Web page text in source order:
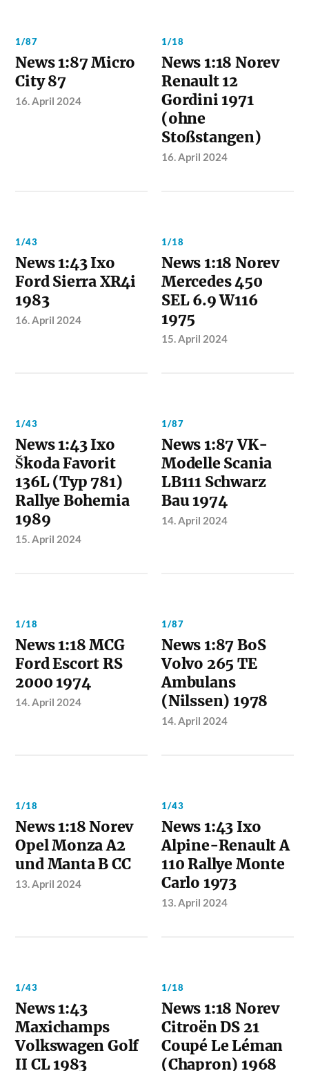
1/87
News 1:87 Micro
City 87
16. April 2024
1/18
News 1:18 Norev
Renault 12
Gordini 1971
(ohne
Stoßstangen)
16. April 2024
1/43
News 1:43 Ixo
Ford Sierra XR4i
1983
16. April 2024
1/18
News 1:18 Norev
Mercedes 450
SEL 6.9 W116
1975
15. April 2024
1/43
News 1:43 Ixo
Škoda Favorit
136L (Typ 781)
Rallye Bohemia
1989
15. April 2024
1/87
News 1:87 VK-
Modelle Scania
LB111 Schwarz
Bau 1974
14. April 2024
1/18
News 1:18 MCG
Ford Escort RS
2000 1974
14. April 2024
1/87
News 1:87 BoS
Volvo 265 TE
Ambulans
(Nilssen) 1978
14. April 2024
1/18
News 1:18 Norev
Opel Monza A2
und Manta B CC
13. April 2024
1/43
News 1:43 Ixo
Alpine-Renault A
110 Rallye Monte
Carlo 1973
13. April 2024
1/43
News 1:43
Maxichamps
Volkswagen Golf
II CL 1983
1/18
News 1:18 Norev
Citroën DS 21
Coupé Le Léman
(Chapron) 1968